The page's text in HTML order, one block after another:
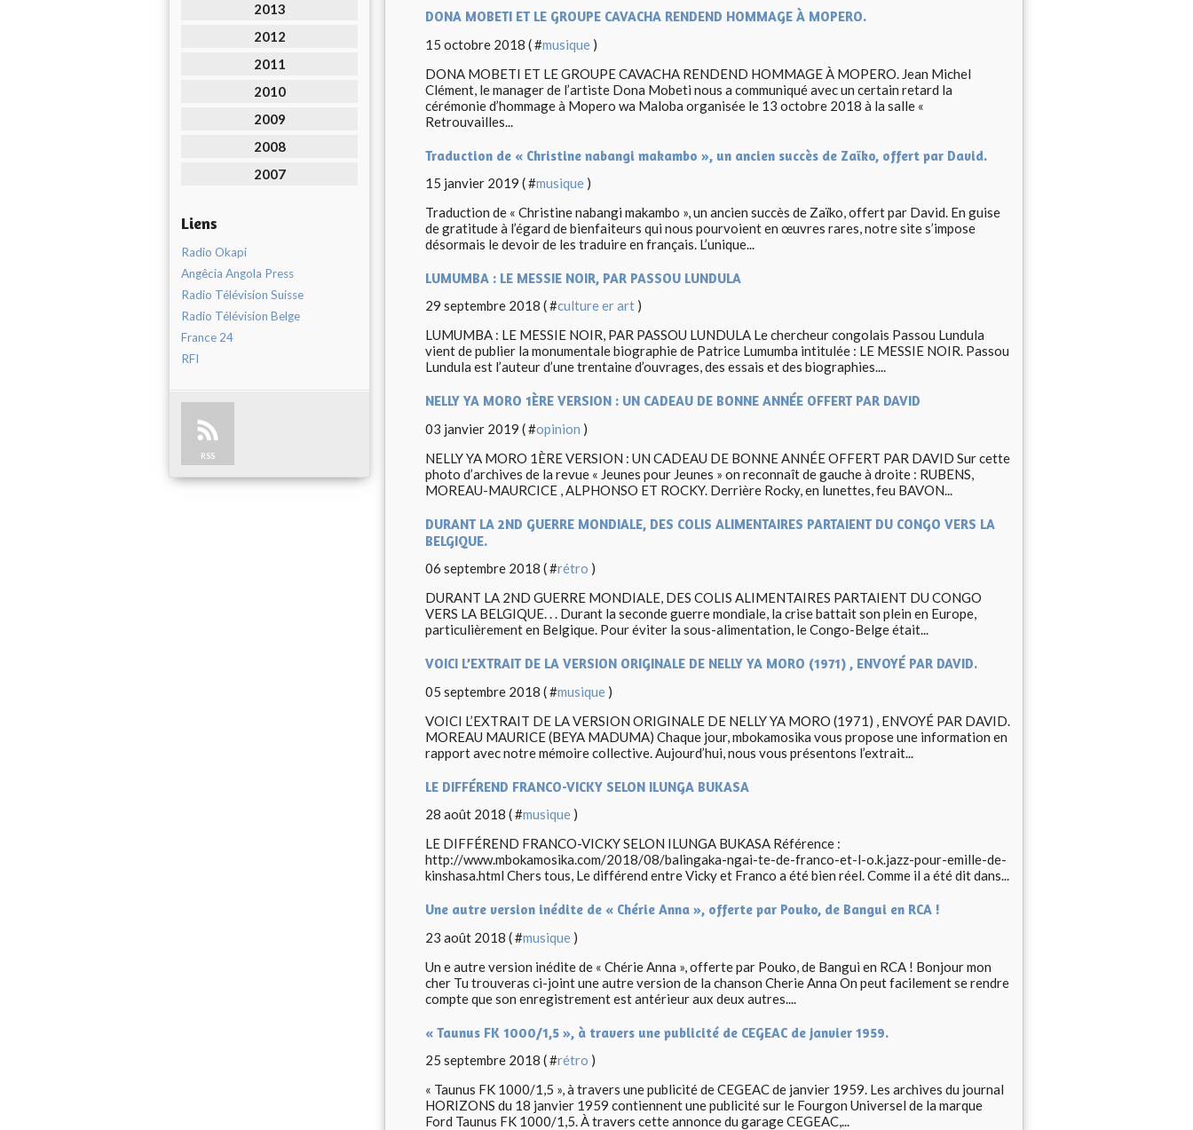
2013
2012
2011
2010
2009
2008
2007
Liens
Radio Okapi
Angêcia Angola Press
Radio Télévision Suisse
Radio Télévision Belge
France 24
RFI
RSS
DONA MOBETI ET LE GROUPE CAVACHA RENDEND HOMMAGE À MOPERO.
15 octobre 2018 ( #musique )
DONA MOBETI ET LE GROUPE CAVACHA RENDEND HOMMAGE À MOPERO. Jean Michel
Clément, le manager de l’artiste Dona Mobeti nous a communiqué avec un certain retard la
cérémonie d’hommage à Mopero wa Maloba organisée le 13 octobre 2018 à la salle «
Retrouvailles...
Traduction de « Christine nabangi makambo », un ancien succès de Zaïko, offert par David.
15 janvier 2019 ( #musique )
Traduction de « Christine nabangi makambo », un ancien succès de Zaïko, offert par David. En guise
de gratitude à l’égard de bienfaiteurs qui nous pourvoient en œuvres rares, notre site s’impose
désormais le devoir de les traduire en français. L’unique...
LUMUMBA : LE MESSIE NOIR, PAR PASSOU LUNDULA
29 septembre 2018 ( #culture er art )
LUMUMBA : LE MESSIE NOIR, PAR PASSOU LUNDULA Le chercheur congolais Passou Lundula
vient de publier la monumentale biographie de Patrice Lumumba intitulée : LE MESSIE NOIR. Passou
Lundula est l’auteur d’une trentaine d’ouvrages, des essais et des biographies....
NELLY YA MORO 1ÈRE VERSION : UN CADEAU DE BONNE ANNÉE OFFERT PAR DAVID
03 janvier 2019 ( #opinion )
NELLY YA MORO 1ÈRE VERSION : UN CADEAU DE BONNE ANNÉE OFFERT PAR DAVID Sur cette
photo d’archives de la revue « Jeunes pour Jeunes » on reconnaît de gauche à droite : RUBENS,
MOREAU-MAURCICE , ALPHONSO ET ROCKY. Derrière Rocky, en lunettes, feu BAVON...
DURANT LA 2ND GUERRE MONDIALE, DES COLIS ALIMENTAIRES PARTAIENT DU CONGO VERS LA
BELGIQUE.
06 septembre 2018 ( #rétro )
DURANT LA 2ND GUERRE MONDIALE, DES COLIS ALIMENTAIRES PARTAIENT DU CONGO
VERS LA BELGIQUE. . . Durant la seconde guerre mondiale, la crise battait son plein en Europe,
particulièrement en Belgique. Pour éviter la sous-alimentation, le Congo-Belge était...
VOICI L’EXTRAIT DE LA VERSION ORIGINALE DE NELLY YA MORO (1971) , ENVOYÉ PAR DAVID.
05 septembre 2018 ( #musique )
VOICI L’EXTRAIT DE LA VERSION ORIGINALE DE NELLY YA MORO (1971) , ENVOYÉ PAR DAVID.
MOREAU MAURICE (BEYA MADUMA) Chaque jour, mbokamosika vous propose une information en
rapport avec notre mémoire collective. Aujourd’hui, nous vous présentons l’extrait...
LE DIFFÉREND FRANCO-VICKY SELON ILUNGA BUKASA
28 août 2018 ( #musique )
LE DIFFÉREND FRANCO-VICKY SELON ILUNGA BUKASA Référence :
http://www.mbokamosika.com/2018/08/balingaka-ngai-te-de-franco-et-l-o.k.jazz-pour-emille-de-
kinshasa.html Chers tous, Le différend entre Vicky et Franco a été bien réel. Comme il a été dit dans...
Une autre version inédite de « Chérie Anna », offerte par Pouko, de Bangui en RCA !
23 août 2018 ( #musique )
Un e autre version inédite de « Chérie Anna », offerte par Pouko, de Bangui en RCA ! Bonjour mon
cher Tu trouveras ci-joint une autre version de la chanson Cherie Anna On peut facilement se rendre
compte que son enregistrement est antérieur aux deux autres....
« Taunus FK 1000/1,5 », à travers une publicité de CEGEAC de janvier 1959.
25 septembre 2018 ( #rétro )
« Taunus FK 1000/1,5 », à travers une publicité de CEGEAC de janvier 1959. Les archives du journal
HORIZONS du 18 janvier 1959 contiennent une publicité sur le Fourgon Universel de la marque
Ford Taunus FK 1000/1,5. À travers cette annonce du garage CEGEAC,...